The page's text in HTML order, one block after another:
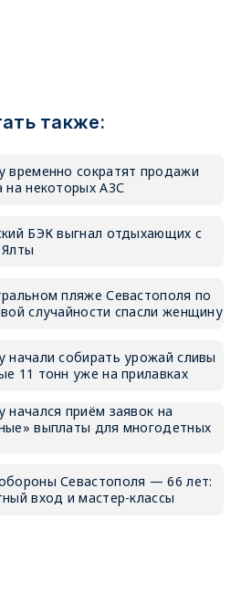
также:
временно сократят продажи
на некоторых АЗС
БЭК выгнал отдыхающих с
пляже Севастополя по
случайности спасли женщину
начали собирать урожай сливы
11 тонн уже на прилавках
начался приём заявок на
выплаты для многодетных
Севастополя — 66 лет:
вход и мастер-классы